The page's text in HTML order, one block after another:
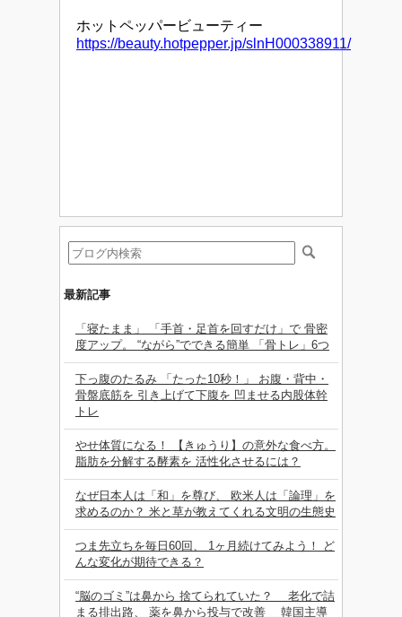
ホットペッパービューティー
https://beauty.hotpepper.jp/slnH000338911/
最新記事
「寝たまま」 「手首・足首を回すだけ」で 骨密
度アップ。 “ながら”でできる簡単 「骨トレ」6つ
下っ腹のたるみ 「たった10秒！」 お腹・背中・
骨盤底筋を 引き上げて下腹を 凹ませる内股体幹
トレ
やせ体質になる！ 【きゅうり】の意外な食べ方。
脂肪を分解する酵素を 活性化させるには？
なぜ日本人は「和」を尊び、 欧米人は「論理」を
求めるのか？ 米と草が教えてくれる文明の生態史
つま先立ちを毎日60回、 1ヶ月続けてみよう！ ど
んな変化が期待できる？
“脳のゴミ”は鼻から 捨てられていた？ 老化で詰
まる排出路、 薬を鼻から投与で改善 韓国主導